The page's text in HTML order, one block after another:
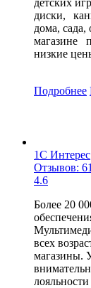
диски,
дома,
магазине
низкие
Подробнее
1С Интерес
Отзывов:
4.6
Более 20
всех
магазины.